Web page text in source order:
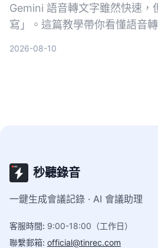
Gemini 語音轉文字雖然快速，
寫」。這篇教學帶你看懂語音
2026-08-10
秒聽錄音
一鍵生成會議記錄 · AI 會議助理
客服時間: 9:00-18:00（工作日）
聯繫郵箱: official@tinrec.com